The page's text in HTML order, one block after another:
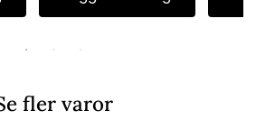
fler varor